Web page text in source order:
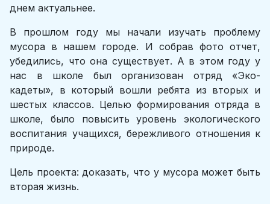
днем актуальнее.
В прошлом году мы начали изучать проблему
мусора в нашем городе. И собрав фото отчет,
убедились, что она существует. А в этом году у
нас в школе был организован отряд «Эко-
кадеты», в который вошли ребята из вторых и
шестых классов. Целью формирования отряда в
школе, было повысить уровень экологического
воспитания учащихся, бережливого отношения к
природе.
Цель проекта: доказать, что у мусора может быть
вторая жизнь.